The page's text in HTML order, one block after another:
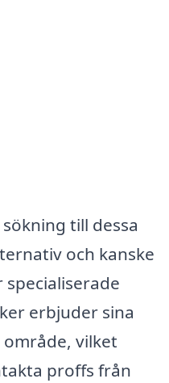
till dessa
och kanske
erbjuder sina
vilket
proffs från